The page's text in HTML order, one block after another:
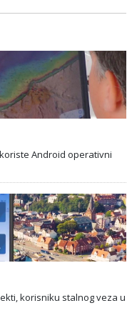
Android operativni
korisniku stalnog veza u